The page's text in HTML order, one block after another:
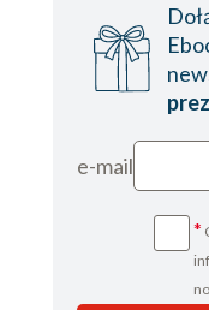
e-mail
*